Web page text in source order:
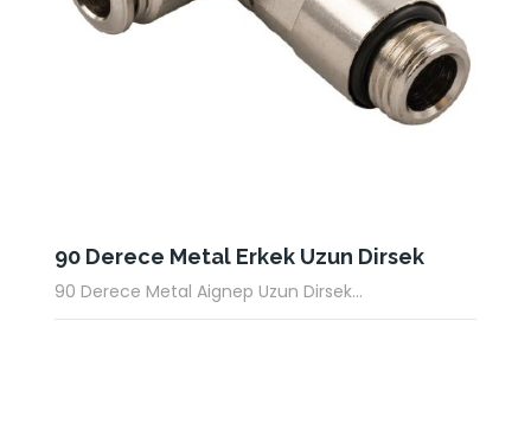
90 Derece Metal Erkek Uzun Dirsek
90 Derece Metal Aignep Uzun Dirsek...